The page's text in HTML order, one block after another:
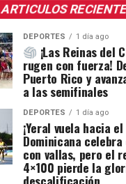
ARTICULOS
DEPORTES 1 día ago
¡Las Reinas del
rugen con fuerza!
Puerto Rico y
a las semifinales
DEPORTES 1 día ago
¡Yeral vuela hacia
Dominicana
con vallas, pero el
4×100 pierde la